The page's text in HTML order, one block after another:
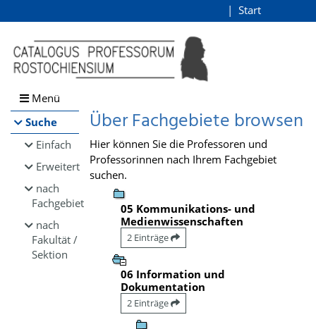
Browsen
direkt zum Inhalt
Start
Menü
Suche
Einfach
Erweitert
nach
Fachgebiet
nach
Fakultät /
Sektion
Über Fachgebiete browsen
Hier können Sie die Professoren und
Professorinnen nach Ihrem Fachgebiet
suchen.
05 Kommunikations- und
Medienwissenschaften
2 Einträge
06 Information und
Dokumentation
2 Einträge